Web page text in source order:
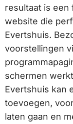
resultaat is een
website die
Evertshuis.
voorstellingen
schermen
Evertshuis kan
toevoegen,
laten gaan en